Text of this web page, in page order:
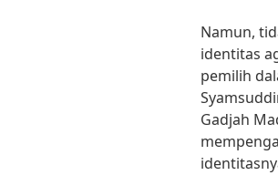
Namun,
identitas
pemilih
Gadjah